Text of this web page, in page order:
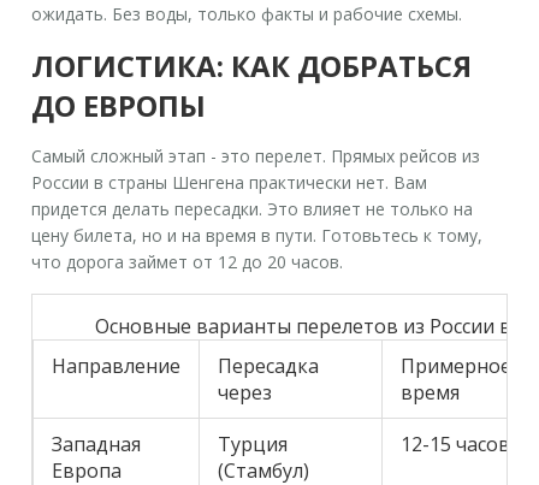
ожидать. Без воды, только факты и рабочие схемы.
ЛОГИСТИКА: КАК ДОБРАТЬСЯ
ДО ЕВРОПЫ
Самый сложный этап - это перелет. Прямых рейсов из
России в страны Шенгена практически нет. Вам
придется делать пересадки. Это влияет не только на
цену билета, но и на время в пути. Готовьтесь к тому,
что дорога займет от 12 до 20 часов.
Основные варианты перелетов из России в
Направление
Пересадка
через
Примерное
время
Западная
Европа
Турция
(Стамбул)
12-15 часов